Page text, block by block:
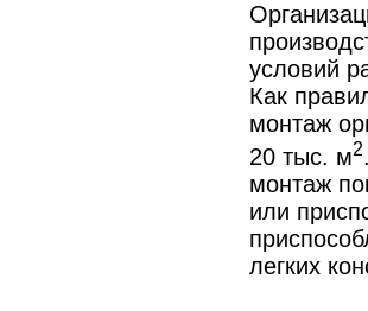
условий
Как
монтаж
20 тыс. м2
монтаж
или
легких